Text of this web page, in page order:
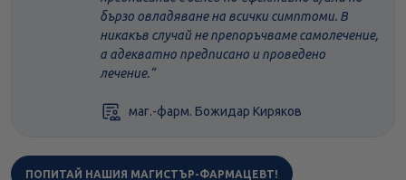
бързо овладяване на всички симптоми. В
никакъв случай не препоръчваме самолечение,
а адекватно предписано и проведено
лечение.
маг.-фарм. Божидар Киряков
ПОПИТАЙ НАШИЯ МАГИСТЪР-ФАРМАЦЕВТ!